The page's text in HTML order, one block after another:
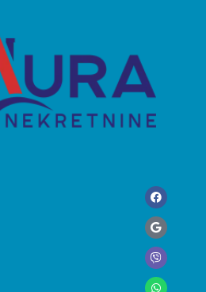
Facebook
Google
Viber